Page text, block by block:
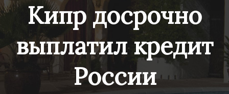
Кипр досрочно
выплатил кредит
России